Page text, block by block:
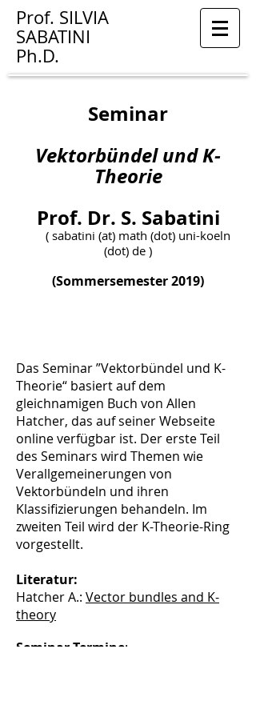
Prof. SILVIA
SABATINI
Ph.D.
Seminar
Vektorbündel und K-
Theorie
Prof. Dr. S. Sabatini
( sabatini (at) math (dot) uni-koeln
(dot) de )
(Sommersemester 2019)
Das Seminar ”Vektorbündel und K-
Theorie“ basiert auf dem
gleichnamigen Buch von Allen
Hatcher, das auf seiner Webseite
online verfügbar ist. Der erste Teil
des Seminars wird Themen wie
Verallgemeinerungen von
Vektorbündeln und ihren
Klassifizierungen behandeln. Im
zweiten Teil wird der K-Theorie-Ring
vorgestellt.
Literatur:
Hatcher A.: Vector bundles and K-
theory
Seminar Termine: